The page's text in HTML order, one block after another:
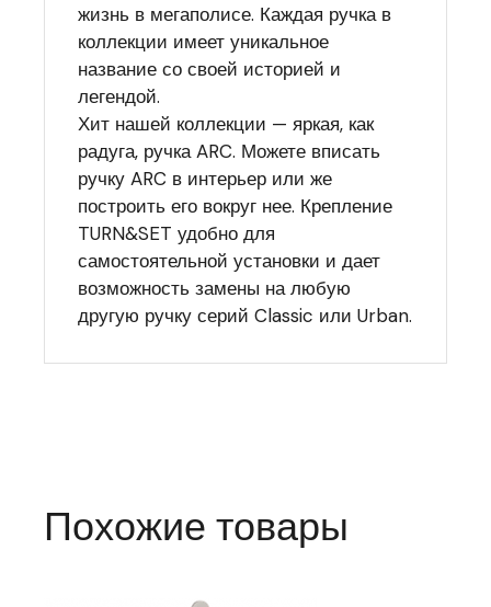
жизнь в мегаполисе. Каждая ручка в
коллекции имеет уникальное
название со своей историей и
легендой.
Хит нашей коллекции — яркая, как
радуга, ручка ARC. Можете вписать
ручку ARC в интерьер или же
построить его вокруг нее. Крепление
TURN&SET удобно для
самостоятельной установки и дает
возможность замены на любую
другую ручку серий Classic или Urban.
Похожие товары